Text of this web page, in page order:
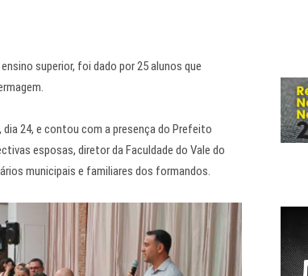
superior, foi dado por 25 alunos que
24, e contou com a presença do Prefeito
esposas, diretor da Faculdade do Vale do
municipais e familiares dos formandos.